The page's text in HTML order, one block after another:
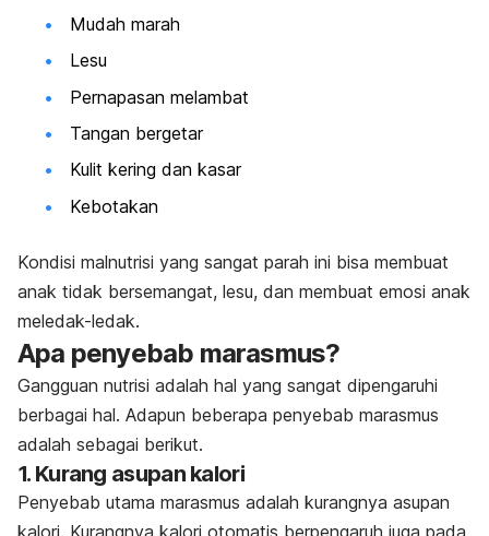
Mudah marah
Lesu
Pernapasan melambat
Tangan bergetar
Kulit kering dan kasar
Kebotakan
Kondisi malnutrisi yang sangat parah ini bisa membuat
anak tidak bersemangat, lesu, dan membuat emosi anak
meledak-ledak.
Apa penyebab marasmus?
Gangguan nutrisi adalah hal yang sangat dipengaruhi
berbagai hal. Adapun beberapa penyebab marasmus
adalah sebagai berikut.
1. Kurang asupan kalori
Penyebab utama marasmus adalah kurangnya asupan
kalori. Kurangnya kalori otomatis berpengaruh juga pada